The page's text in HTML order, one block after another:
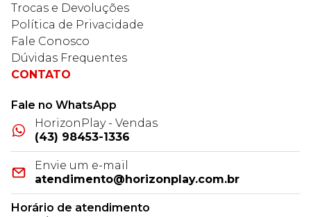
Trocas e Devoluções
Política de Privacidade
Fale Conosco
Dúvidas Frequentes
CONTATO
Fale no WhatsApp
HorizonPlay - Vendas
(43) 98453-1336
Envie um e-mail
atendimento@horizonplay.com.br
Horário de atendimento